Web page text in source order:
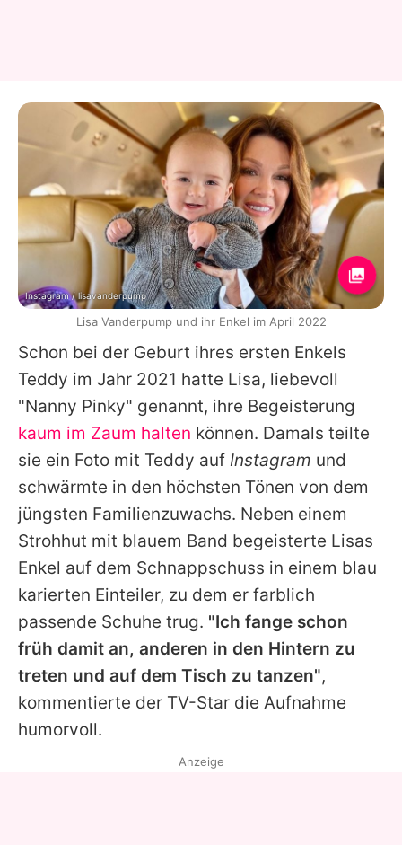
Schon bei der Geburt ihres ersten Enkels
Teddy im Jahr 2021 hatte Lisa, liebevoll
"Nanny Pinky" genannt, ihre Begeisterung
kaum im Zaum halten können. Damals teilte
sie ein Foto mit Teddy auf Instagram und
schwärmte in den höchsten Tönen von dem
jüngsten Familienzuwachs. Neben einem
Strohhut mit blauem Band begeisterte Lisas
Enkel auf dem Schnappschuss in einem blau
karierten Einteiler, zu dem er farblich
passende Schuhe trug. "Ich fange schon
früh damit an, anderen in den Hintern zu
treten und auf dem Tisch zu tanzen",
kommentierte der TV-Star die Aufnahme
humorvoll.
Instagram / lisavanderpump
Lisa Vanderpump und ihr Enkel im April 2022
Anzeige